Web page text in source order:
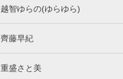
越智ゆらの(ゆらゆら)
齊藤早紀
重盛さと美